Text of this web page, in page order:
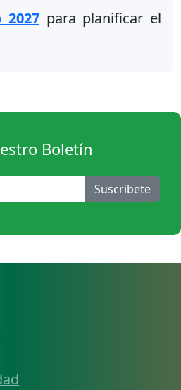
2027 para planificar el
Boletín
Suscribete